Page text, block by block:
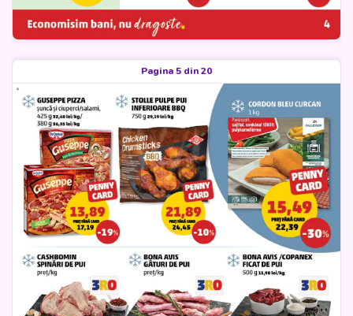
Pagina 5 din 20